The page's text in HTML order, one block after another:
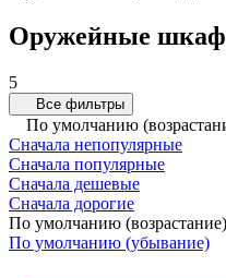
Оружейные
5
Все фильтры
По умолчанию
Сначала непопулярные
Сначала популярные
Сначала дешевые
Сначала дорогие
По умолчанию (возрастание)
По умолчанию (убывание)